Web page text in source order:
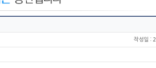
작성일 :